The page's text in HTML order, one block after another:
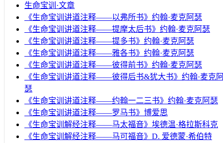
生命宝训·文章
《生命宝训讲道注释——以弗所书》约翰·麦克阿瑟
《生命宝训讲道注释——提摩太后书》约翰·麦克阿瑟
《生命宝训讲道注释——提多书》约翰·麦克阿瑟
《生命宝训讲道注释——雅各书》约翰·麦克阿瑟
《生命宝训讲道注释——彼得前书》约翰·麦克阿瑟
《生命宝训讲道注释——彼得后书&犹大书》约翰·麦克
瑟
《生命宝训讲道注释——约翰一二三书》约翰·麦克阿瑟
《生命宝训讲道注释——罗马书》博爱思
《生命宝训解经注释——马太福音》埃德温·格拉斯科克
《生命宝训解经注释——马可福音》D. 爱德蒙·希伯特